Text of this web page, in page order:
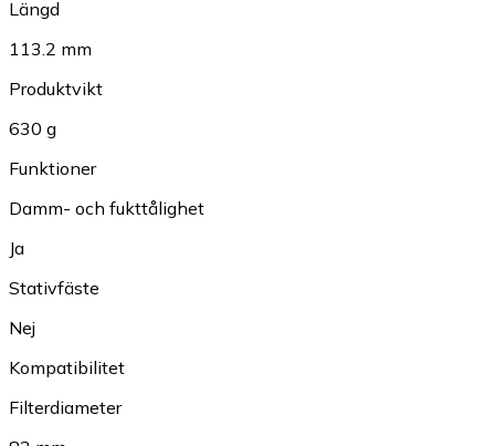
Längd
113.2 mm
Produktvikt
630 g
Funktioner
Damm- och fukttålighet
Ja
Stativfäste
Nej
Kompatibilitet
Filterdiameter